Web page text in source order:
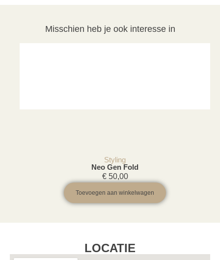
Misschien heb je ook interesse in
Styling
Neo Gen Fold
€50,00
Toevoegen aan winkelwagen
LOCATIE